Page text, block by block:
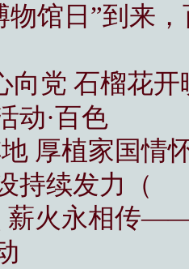
物馆日”到来
向党 石榴花
动·百色
厚植家国
持续发力（
薪火永相传